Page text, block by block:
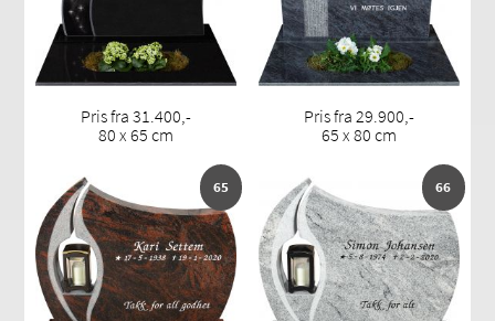
Pris fra 31.400,-
80 x 65 cm
Pris fra 29.900,-
65 x 80 cm
65 66